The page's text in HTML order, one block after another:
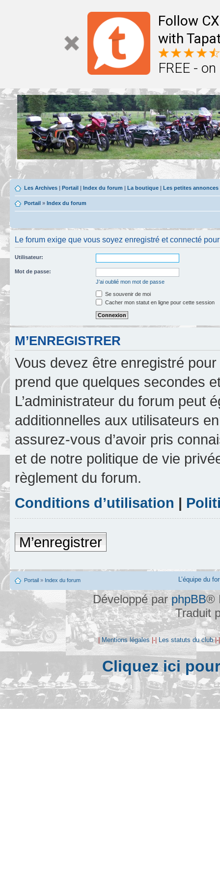
Follow
with
FREE -
Les Archives | Portail | Index du forum | La boutique | Les petites
Portail » Index du forum
Le forum exige que vous soyez enregistré et connecté
Utilisateur:
Mot de passe:
J’ai oublié mon mot de passe
Se souvenir de moi
Cacher mon statut en ligne pour cette session
M’ENREGISTRER
Vous devez être enregistré
prend que quelques secondes
L’administrateur du forum peut
additionnelles aux utilisateurs
assurez-vous d’avoir pris
et de notre politique de vie
règlement du forum.
Conditions d’utilisation |
M’enregistrer
Portail » Index du forum L’équipe du
Développé parphpBB®
Traduit
| Mentions légales |-| Les statuts du club
Cliquez ici